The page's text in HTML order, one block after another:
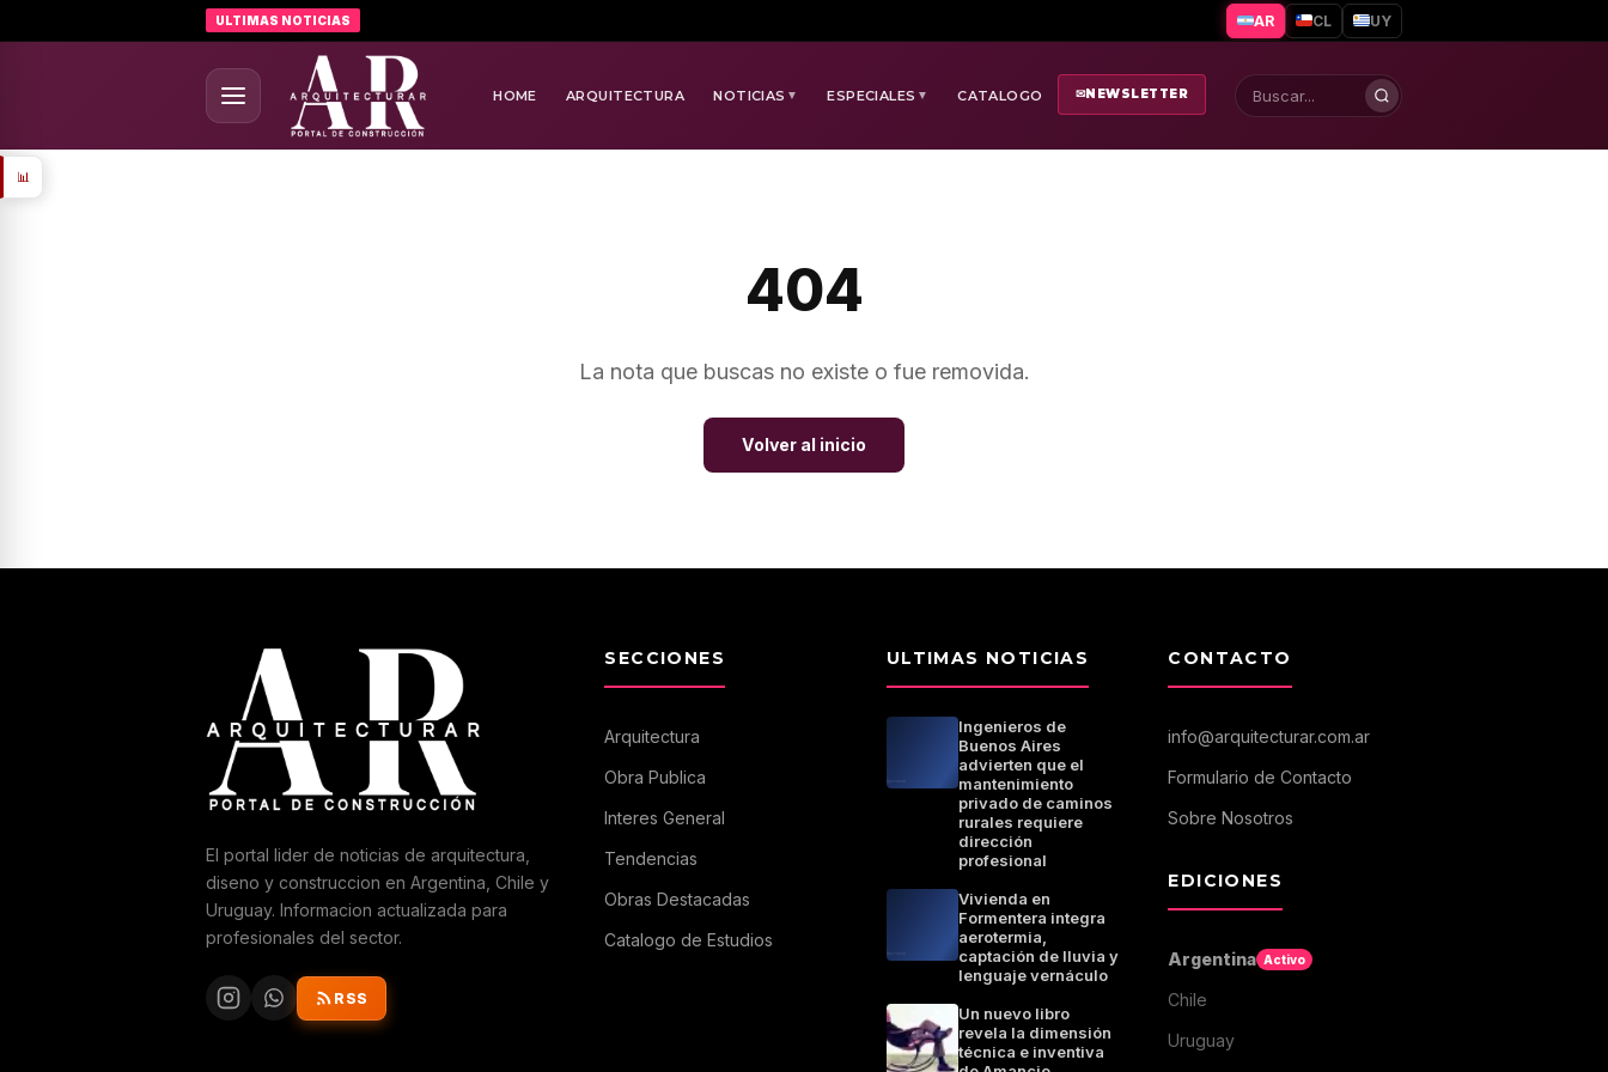
ULTIMAS NOTICIAS AR CL UY
HOME ARQUITECTURA NOTICIAS ▼ ESPECIALES ▼ CATALOGO ✉NEWSLETTER
404
La nota que buscas no existe o fue removida.
Volver al inicio
El portal lider de noticias de arquitectura,
diseno y construccion en Argentina, Chile y
Uruguay. Informacion actualizada para
profesionales del sector.
RSS
SECCIONES
Arquitectura
Obra Publica
Interes General
Tendencias
Obras Destacadas
Catalogo de Estudios
ULTIMAS NOTICIAS
Ingenieros de
Buenos Aires
advierten que el
mantenimiento
privado de caminos
rurales requiere
dirección
profesional
Vivienda en
Formentera integra
aerotermia,
captación de lluvia y
lenguaje vernáculo
Un nuevo libro
revela la dimensión
técnica e inventiva
CONTACTO
info@arquitecturar.com.ar
Formulario de Contacto
Sobre Nosotros
EDICIONES
Argentina Activo
Chile
Uruguay
📊